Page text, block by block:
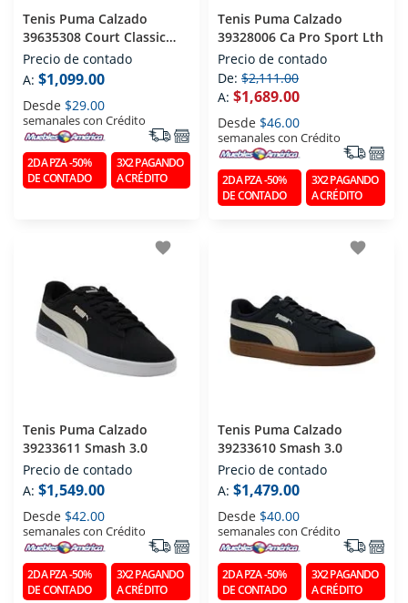
Tenis Puma Calzado
39635308 Court Classic
Vulc Fs
Precio de contado
A: $1,099.00
Desde $29.00
semanales con Crédito
2DA PZA -50%
DE CONTADO
3X2 PAGANDO
A CRÉDITO
Tenis Puma Calzado
39328006 Ca Pro Sport Lth
Precio de contado
De: $2,111.00
A: $1,689.00
Desde $46.00
semanales con Crédito
2DA PZA -50%
DE CONTADO
3X2 PAGANDO
A CRÉDITO
favorite
Tenis Puma Calzado
39233611 Smash 3.0
Precio de contado
A: $1,549.00
Desde $42.00
semanales con Crédito
2DA PZA -50%
DE CONTADO
3X2 PAGANDO
A CRÉDITO
favorite
Tenis Puma Calzado
39233610 Smash 3.0
Precio de contado
A: $1,479.00
Desde $40.00
semanales con Crédito
2DA PZA -50%
DE CONTADO
3X2 PAGANDO
A CRÉDITO